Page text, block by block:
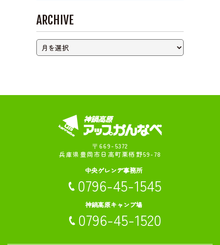
ライブカメラ
ARCHIVE
〒669-5372
兵庫県豊岡市日高町栗栖野59-78
中央ゲレンデ事務所
0796-45-1545
神鍋高原キャンプ場
0796-45-1520